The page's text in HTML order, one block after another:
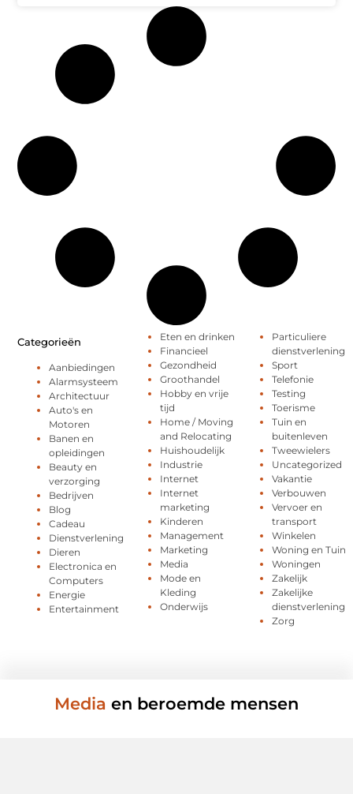
Categorieën
Aanbiedingen
Alarmsysteem
Architectuur
Auto's en
Motoren
Banen en
opleidingen
Beauty en
verzorging
Bedrijven
Blog
Cadeau
Dienstverlening
Dieren
Electronica en
Computers
Energie
Entertainment
Eten en drinken
Financieel
Gezondheid
Groothandel
Hobby en vrije
tijd
Home / Moving
and Relocating
Huishoudelijk
Industrie
Internet
Internet
marketing
Kinderen
Management
Marketing
Media
Mode en
Kleding
Onderwijs
Particuliere
dienstverlening
Sport
Telefonie
Testing
Toerisme
Tuin en
buitenleven
Tweewielers
Uncategorized
Vakantie
Verbouwen
Vervoer en
transport
Winkelen
Woning en Tuin
Woningen
Zakelijk
Zakelijke
dienstverlening
Zorg
Media en beroemde mensen